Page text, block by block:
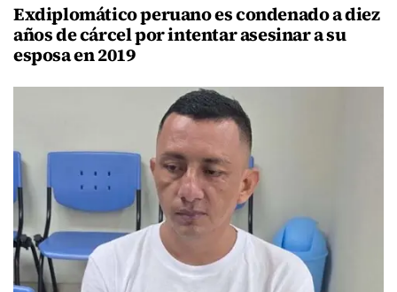
Exdiplomático peruano es condenado a diez
años de cárcel por intentar asesinar a su
esposa en 2019